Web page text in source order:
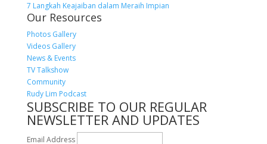
7 Langkah Keajaiban dalam Meraih Impian
Our Resources
Photos Gallery
Videos Gallery
News & Events
TV Talkshow
Community
Rudy Lim Podcast
SUBSCRIBE TO OUR REGULAR
NEWSLETTER AND UPDATES
Email Address